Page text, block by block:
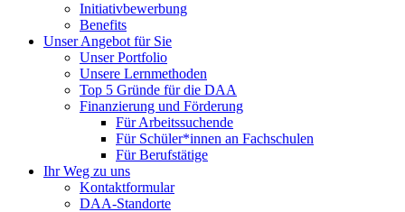
Initiativbewerbung
Benefits
Unser Angebot für Sie
Unser Portfolio
Unsere Lernmethoden
Top 5 Gründe für die DAA
Finanzierung und Förderung
Für Arbeitssuchende
Für Schüler*innen an Fachschulen
Für Berufstätige
Ihr Weg zu uns
Kontaktformular
DAA-Standorte